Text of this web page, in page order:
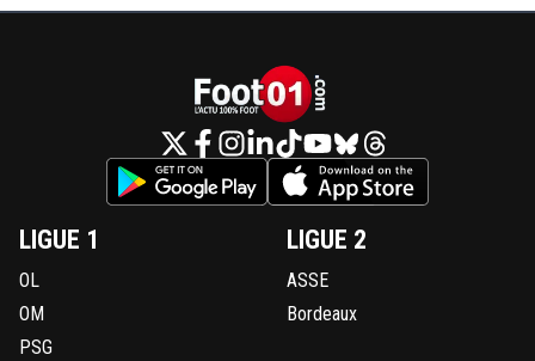
LIGUE 1
OL
OM
PSG
LIGUE 2
ASSE
Bordeaux